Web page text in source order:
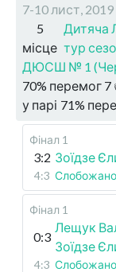
7-10 лист, 2019
5
місце
Дитяча
тур
ДЮСШ № 1
70% перемог 7
у парі 71%
Фінал 1
3:2 Зоїдзе
4:3
Фінал 1
0:3
Лещук
Зоїдзе
4:3